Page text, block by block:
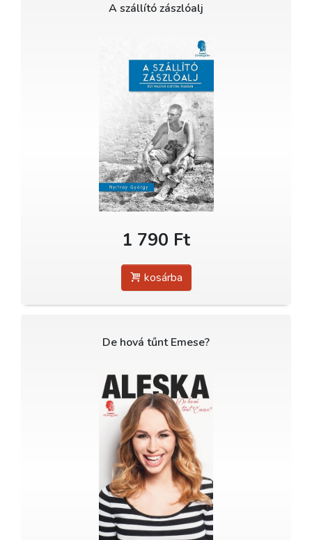
A szállító zászlóalj
1 790 Ft
kosárba
De hová tűnt Emese?